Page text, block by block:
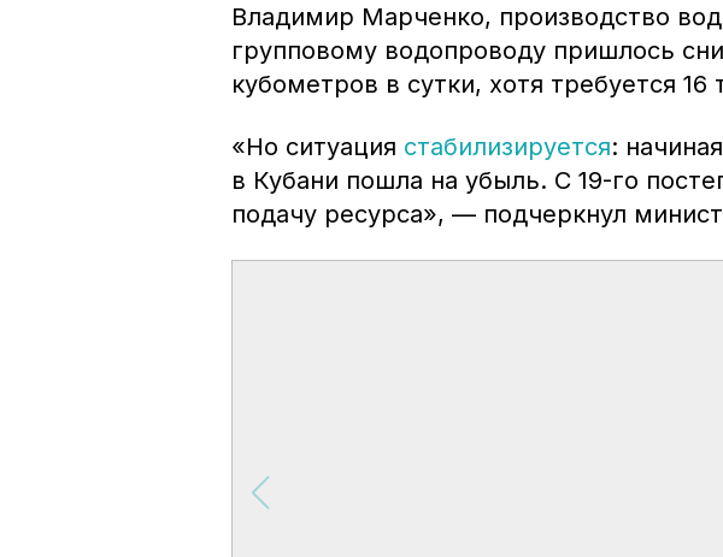
Владимир Марченко, производство
групповому водопроводу пришлось
кубометров в сутки, хотя требуется 16
«Но ситуация стабилизируется:
в Кубани пошла на убыль. С 19-го
подачу ресурса», — подчеркнул